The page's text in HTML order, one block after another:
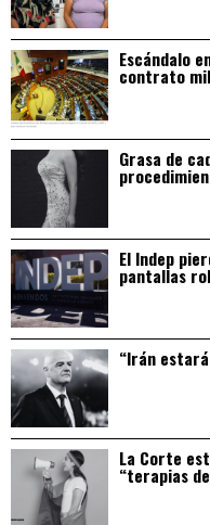
Escándalo
contrato
Grasa de
El Indep
pantallas
“Irán
La Corte
“terapias